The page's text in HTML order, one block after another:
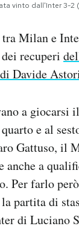
vinto dall'Inter 3-2
Milan e
recuperi
Davide
a giocarsi
e al
Gattuso, il
anche a
Per farlo
partita di
di Luciano